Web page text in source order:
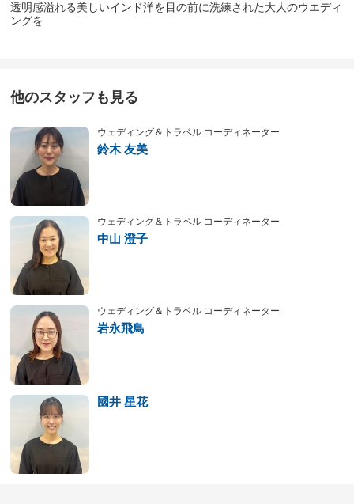
透明感溢れる美しいインド洋を目の前に洗練された大人のウエディ
ングを
他のスタッフも見る
ウェディング＆トラベル コーディネーター
鈴木 友美
ウェディング＆トラベル コーディネーター
中山 澄子
ウェディング＆トラベル コーディネーター
岩永飛鳥
國井 星花